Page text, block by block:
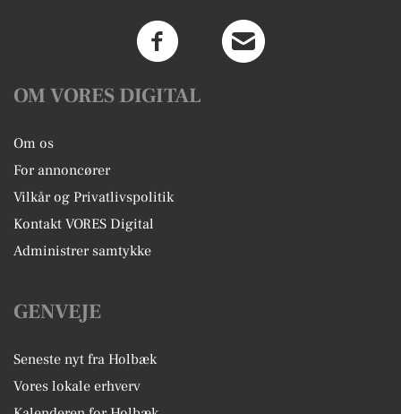
OM VORES DIGITAL
Om os
For annoncører
Vilkår og Privatlivspolitik
Kontakt VORES Digital
Administrer samtykke
GENVEJE
Seneste nyt fra Holbæk
Vores lokale erhverv